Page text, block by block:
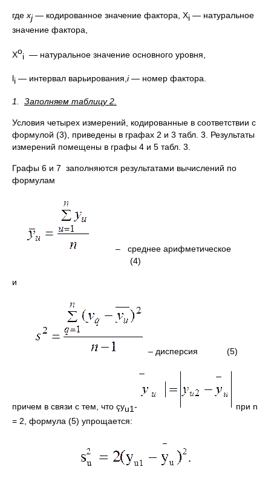
гдеxj — кодированное значение фактора, Xi — натуральное
значение фактора,
Xo
i — натуральное значение основного уровня,
li — интервал варьирования, i— номер фактора.
1. Заполняем таблицу 2.
Условия четырех измерений, кодированные в соответствии с
формулой (3), приведены в графах 2 и 3 табл. 3. Результаты
измерений помещены в графы 4 и 5 табл. 3.
Графы 6 и 7 заполняются результатами вычислений по
формулам
– среднее арифметическое
(4)
и
– дисперсия (5)
причем в связи с тем, что çyu1-
при n
= 2, формула (5) упрощается: